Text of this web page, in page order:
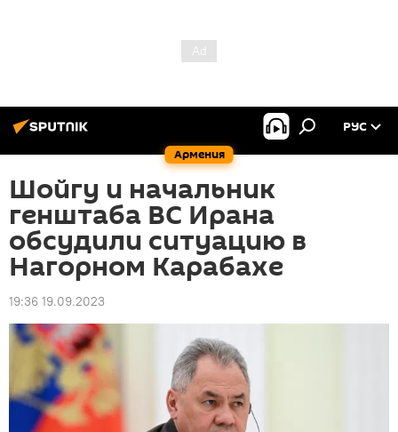
Армения
РУС
Шойгу и начальник
генштаба ВС Ирана
обсудили ситуацию в
Нагорном Карабахе
19:36 19.09.2023